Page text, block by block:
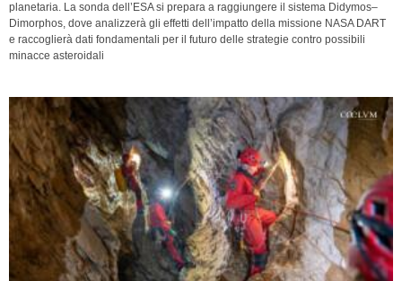
planetaria. La sonda dell’ESA si prepara a raggiungere il sistema Didymos–
Dimorphos, dove analizzerà gli effetti dell’impatto della missione NASA DART
e raccoglierà dati fondamentali per il futuro delle strategie contro possibili
minacce asteroidali